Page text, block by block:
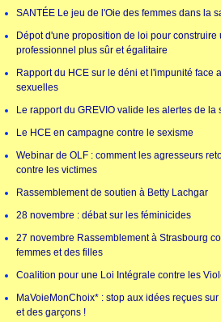
SANTÉE Le jeu de l'Oie des femmes dans la
Dépot d'une proposition de loi pour construire
professionnel plus sûr et égalitaire
Rapport du HCE sur le déni et l'impunité face
sexuelles
Le rapport du GREVIO valide les alertes de la
Le HCE en campagne contre le sexisme
Webinar de OLF : comment les agresseurs
contre les victimes
Rassemblement de soutien à Betty Lachgar
28 novembre : débat sur les féminicides
27 novembre Rassemblement à Strasbourg
femmes et des filles
Coalition pour une Loi Intégrale contre les
MaVoieMonChoix* : stop aux idées reçues
et des garçons !